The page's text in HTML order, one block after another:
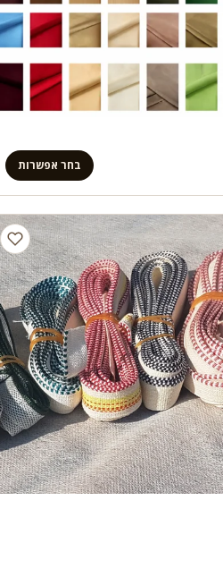
בחר אפשרות